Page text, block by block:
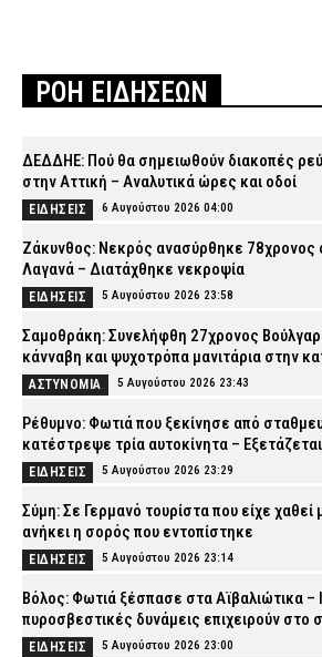
ΡΟΗ ΕΙΔΗΣΕΩΝ
ΔΕΔΔΗΕ: Πού θα σημειωθούν διακοπές
στην Αττική – Αναλυτικά ώρες και οδοί
ΕΙΔΗΣΕΙΣ 6 Αυγούστου 2026 04:00
Ζάκυνθος: Νεκρός ανασύρθηκε 78χρονος
Λαγανά – Διατάχθηκε νεκροψία
ΕΙΔΗΣΕΙΣ 5 Αυγούστου 2026 23:58
Σαμοθράκη: Συνελήφθη 27χρονος
κάνναβη και ψυχοτρόπα μανιτάρια στην
ΑΣΤΥΝΟΜΙΑ 5 Αυγούστου 2026 23:43
Ρέθυμνο: Φωτιά που ξεκίνησε από
κατέστρεψε τρία αυτοκίνητα –
ΕΙΔΗΣΕΙΣ 5 Αυγούστου 2026 23:29
Σύμη: Σε Γερμανό τουρίστα που είχε χαθεί
ανήκει η σορός που εντοπίστηκε
ΕΙΔΗΣΕΙΣ 5 Αυγούστου 2026 23:14
Βόλος: Φωτιά ξέσπασε στα Αϊβαλιώτικα –
πυροσβεστικές δυνάμεις επιχειρούν στο
ΕΙΔΗΣΕΙΣ 5 Αυγούστου 2026 23:00